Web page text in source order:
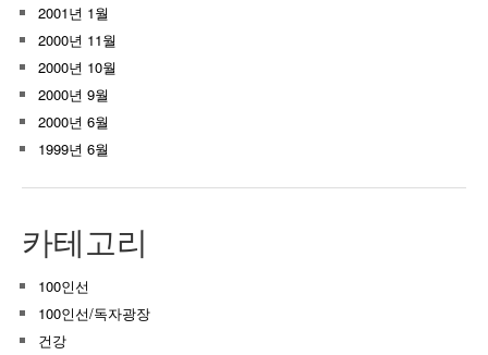
2001년 1월
2000년 11월
2000년 10월
2000년 9월
2000년 6월
1999년 6월
카테고리
100인선
100인선/독자광장
건강